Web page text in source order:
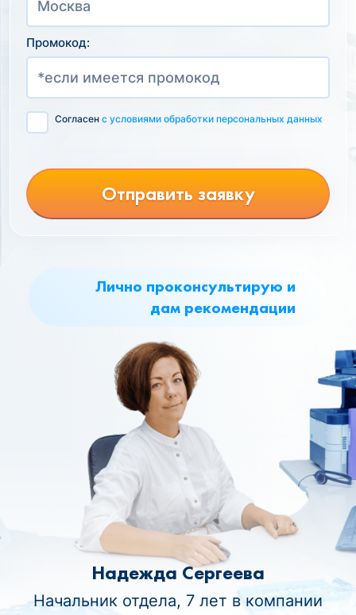
Лично проконсультирую и
дам рекомендации
Надежда Сергеева
Начальник отдела, 7 лет в компании
Промокод:
Согласен с условиями обработки персональных данных
Отправить заявку